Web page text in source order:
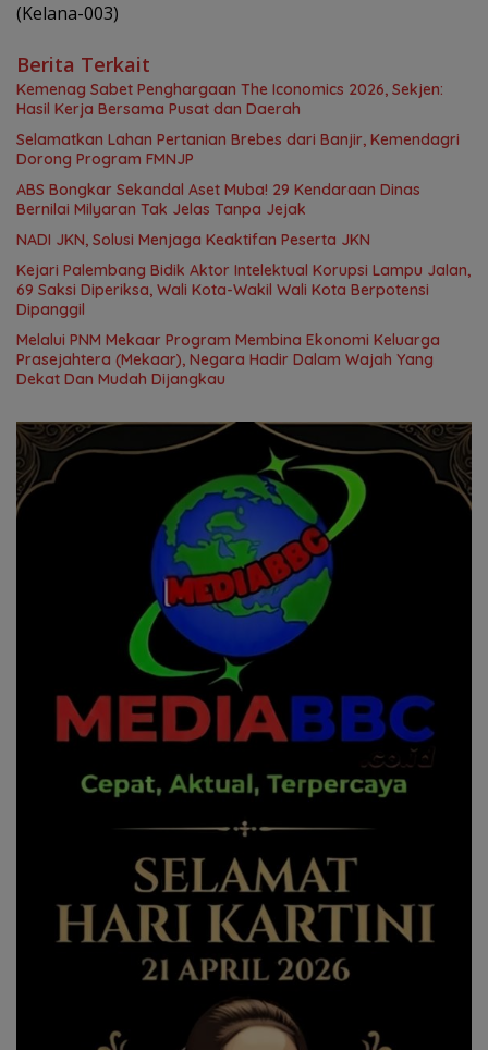
(Kelana-003)
Berita Terkait
Kemenag Sabet Penghargaan The Iconomics 2026, Sekjen:
Hasil Kerja Bersama Pusat dan Daerah
Selamatkan Lahan Pertanian Brebes dari Banjir, Kemendagri
Dorong Program FMNJP
ABS Bongkar Sekandal Aset Muba! 29 Kendaraan Dinas
Bernilai Milyaran Tak Jelas Tanpa Jejak
NADI JKN, Solusi Menjaga Keaktifan Peserta JKN
Kejari Palembang Bidik Aktor Intelektual Korupsi Lampu Jalan,
69 Saksi Diperiksa, Wali Kota-Wakil Wali Kota Berpotensi
Dipanggil
Melalui PNM Mekaar Program Membina Ekonomi Keluarga
Prasejahtera (Mekaar), Negara Hadir Dalam Wajah Yang
Dekat Dan Mudah Dijangkau